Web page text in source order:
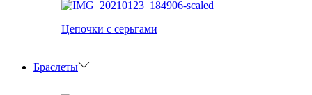
Цепочки с серьгами
Браслеты